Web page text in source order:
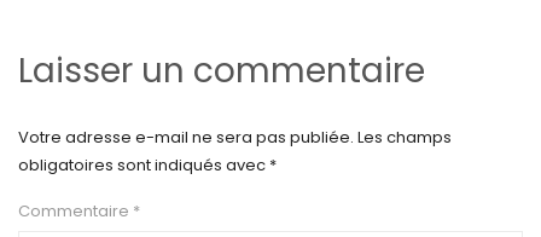
Laisser un commentaire
Votre adresse e-mail ne sera pas publiée. Les champs
obligatoires sont indiqués avec *
Commentaire *